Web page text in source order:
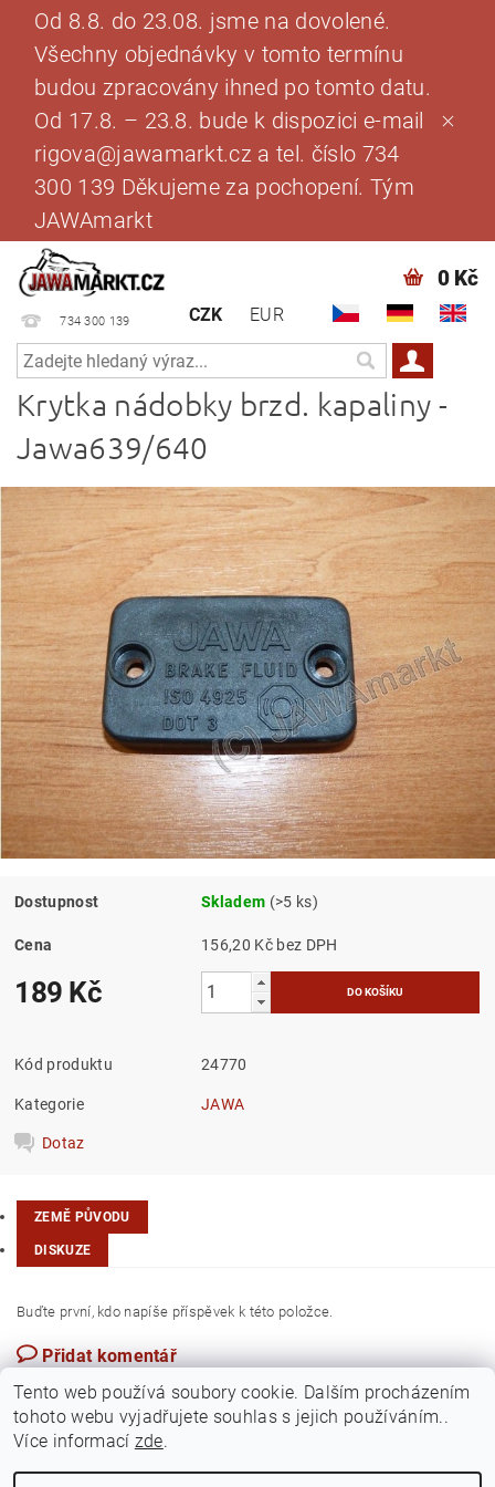
Od 8.8. do 23.08. jsme na dovolené.
Všechny objednávky v tomto termínu
budou zpracovány ihned po tomto datu.
Od 17.8. – 23.8. bude k dispozici e-mail
rigova@jawamarkt.cz a tel. číslo 734
300 139 Děkujeme za pochopení. Tým
JAWAmarkt
734 300 139 CZK EUR
0 Kč
Krytka nádobky brzd. kapaliny -
Jawa639/640
Dostupnost Skladem (>5 ks)
Cena 156,20 Kč bez DPH
189 Kč
Kód produktu 24770
Kategorie JAWA
Dotaz
ZEMĚ PŮVODU
DISKUZE
Buďte první, kdo napíše příspěvek k této položce.
Přidat komentář
Tento web používá soubory cookie. Dalším procházením
tohoto webu vyjadřujete souhlas s jejich používáním..
Více informací zde.